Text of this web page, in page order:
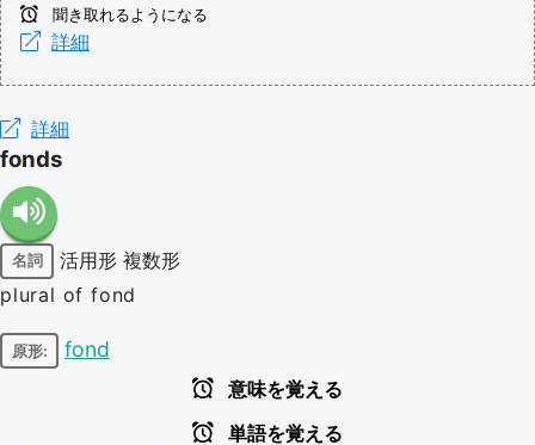
聞き取れるようになる
詳細
詳細
fonds
名詞 活用形 複数形
plural of fond
原形: fond
意味を覚える
単語を覚える